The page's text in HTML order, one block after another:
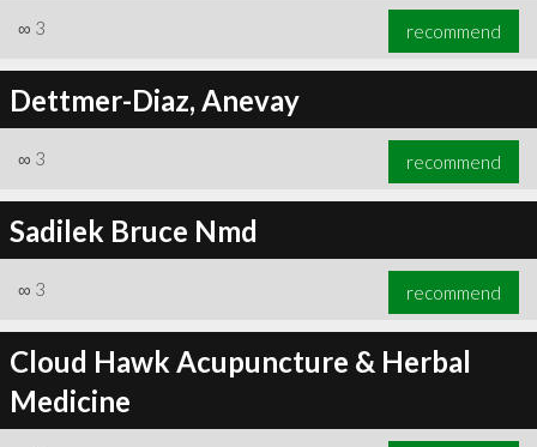
∞ 3 recommend
Dettmer-Diaz, Anevay
∞ 3 recommend
Sadilek Bruce Nmd
∞ 3 recommend
Cloud Hawk Acupuncture & Herbal
Medicine